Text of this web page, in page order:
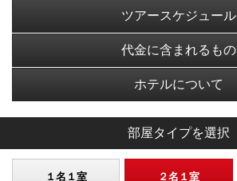
ツアースケジュール
代金に含まれるもの
ホテルについて
部屋タイプを選択
１名１室 ２名１室